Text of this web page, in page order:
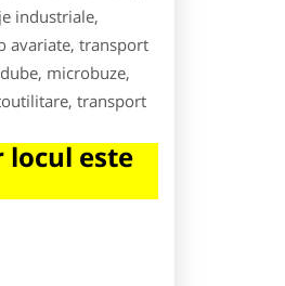
industriale,
avariate, transport
microbuze,
transport
locul este